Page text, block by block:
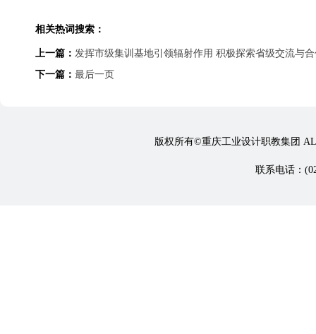
相关热词搜索：
上一篇： 发挥市级集训基地引领辐射作用 积极探索省级交流与
下一篇： 最后一页
版权所有©重庆工业设计职教集团
联系电话：